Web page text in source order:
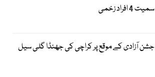
سمیت 4 افراد زخمی
جشن آزادی کے موقع پر کراچی کی جھنڈا گلی سیل